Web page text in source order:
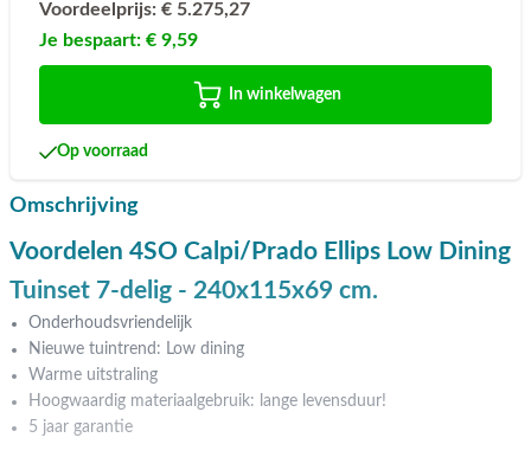
Voordeelprijs: € 5.275,27
Je bespaart: € 9,59
In winkelwagen
Op voorraad
Omschrijving
Voordelen 4SO Calpi/Prado Ellips Low Dining
Tuinset 7-delig - 240x115x69 cm.
Onderhoudsvriendelijk
Nieuwe tuintrend: Low dining
Warme uitstraling
Hoogwaardig materiaalgebruik: lange levensduur!
5 jaar garantie